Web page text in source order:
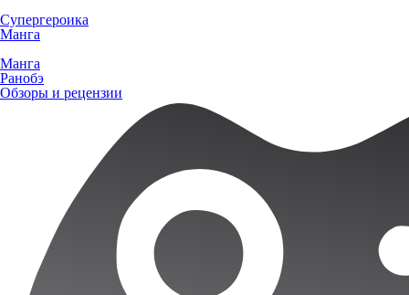
Супергероика
Манга
Манга
Ранобэ
Обзоры и рецензии